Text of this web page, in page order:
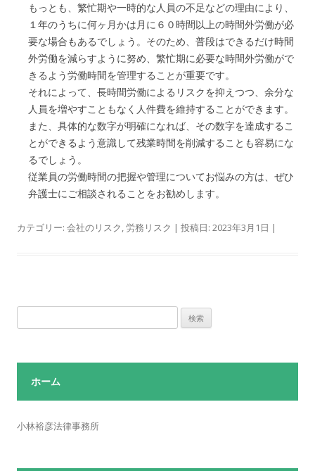
もっとも、繁忙期や一時的な人員の不足などの理由により、
１年のうちに何ヶ月かは月に６０時間以上の時間外労働が必
要な場合もあるでしょう。そのため、普段はできるだけ時間
外労働を減らすように努め、繁忙期に必要な時間外労働がで
きるよう労働時間を管理することが重要です。
それによって、長時間労働によるリスクを抑えつつ、余分な
人員を増やすこともなく人件費を維持することができます。
また、具体的な数字が明確になれば、その数字を達成するこ
とができるよう意識して残業時間を削減することも容易にな
るでしょう。
従業員の労働時間の把握や管理についてお悩みの方は、ぜひ
弁護士にご相談されることをお勧めします。
カテゴリー: 会社のリスク,労務リスク | 投稿日: 2023年3月1日 |
索:
ホーム
小林裕彦法律事務所